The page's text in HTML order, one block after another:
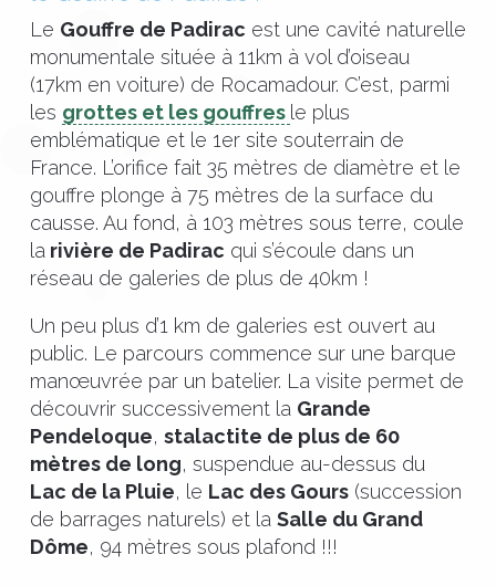
Le Gouffre de Padirac est une cavité naturelle
monumentale située à 11km à vol d’oiseau
(17km en voiture) de Rocamadour. C’est, parmi
les grottes et les gouffres le plus
emblématique et le 1er site souterrain de
France. L’orifice fait 35 mètres de diamètre et le
gouffre plonge à 75 mètres de la surface du
causse. Au fond, à 103 mètres sous terre, coule
la rivière de Padirac qui s’écoule dans un
réseau de galeries de plus de 40km !
Un peu plus d’1 km de galeries est ouvert au
public. Le parcours commence sur une barque
manœuvrée par un batelier. La visite permet de
découvrir successivement la Grande
Pendeloque, stalactite de plus de 60
mètres de long, suspendue au-dessus du
Lac de la Pluie, le Lac des Gours (succession
de barrages naturels) et la Salle du Grand
Dôme, 94 mètres sous plafond !!!